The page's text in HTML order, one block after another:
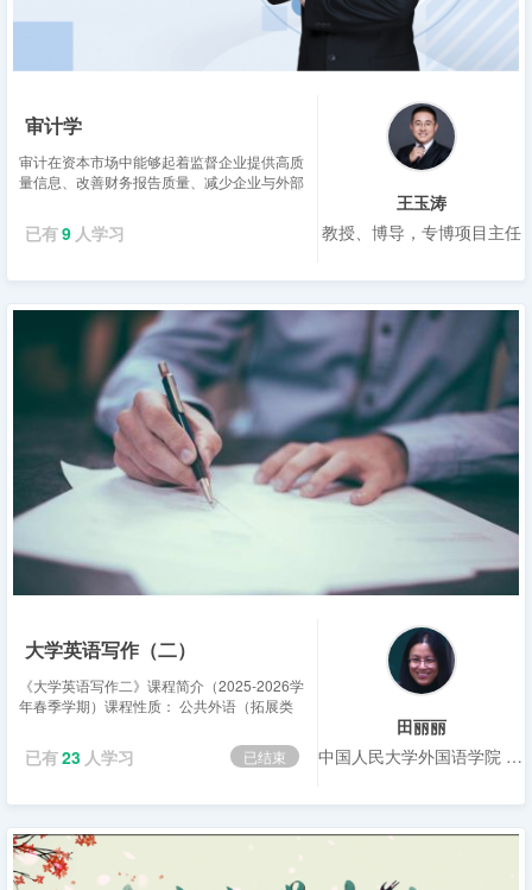
审计学
审计在资本市场中能够起着监督企业提供高质
量信息、改善财务报告质量、减少企业与外部
扮演着“看门人”的角色。“看门人&rdquo...
已有9 人学习
王玉涛
教授、博导，专博项目主任
大学英语写作（二）
《大学英语写作二》课程简介（2025-2026学
年春季学期）课程性质： 公共外语（拓展类
是面向中国人民大学非英语专业的学生开设的
拓展类英语课程。课程依据《大学...已结束
已有23 人学习
田丽丽
中国人民大学外国语学院 副院长